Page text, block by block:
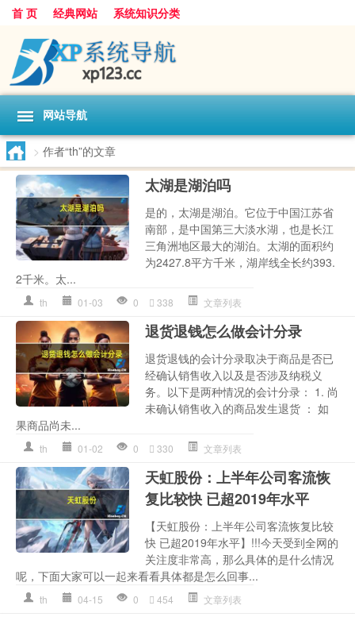
首 页 经典网站 系统知识分类
网站导航
> 作者“th”的文章
太湖是湖泊吗
是的，太湖是湖泊。它位于中国江苏省
南部，是中国第三大淡水湖，也是长江
三角洲地区最大的湖泊。太湖的面积约
为2427.8平方千米，湖岸线全长约393.
2千米。太...
th 01-03 0 338 文章列表
退货退钱怎么做会计分录
退货退钱的会计分录取决于商品是否已
经确认销售收入以及是否涉及纳税义
务。以下是两种情况的会计分录： 1. 尚
未确认销售收入的商品发生退货 ： 如
果商品尚未...
th 01-02 0 330 文章列表
天虹股份：上半年公司客流恢
复比较快 已超2019年水平
【天虹股份：上半年公司客流恢复比较
快 已超2019年水平】!!!今天受到全网的
关注度非常高，那么具体的是什么情况
呢，下面大家可以一起来看看具体都是怎么回事...
th 04-15 0 454 文章列表